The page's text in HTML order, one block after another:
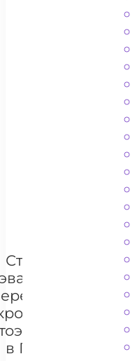
Цена
+ 100
Стоимость
и
в Покрове